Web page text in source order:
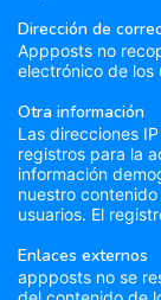
Dirección de
Appposts no
electrónico de los
Otra información
Las direcciones
registros para la
información
nuestro
usuarios. El
Enlaces externos
appposts no se